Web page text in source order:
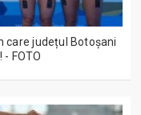
care județul Botoșani
FOTO